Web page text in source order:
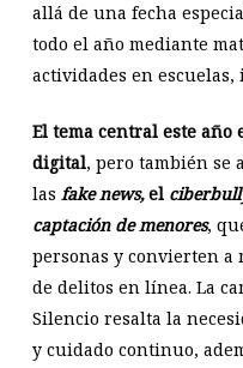
allá de una fecha
todo el año mediante
actividades en escuelas,
El tema central este
digital, pero también se
las fake news,el
captación de menores,
personas y convierten a
de delitos en línea. La
Silencio resalta la
y cuidado continuo,